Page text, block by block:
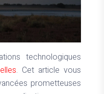
technologiques
. Cet article vous
prometteuses